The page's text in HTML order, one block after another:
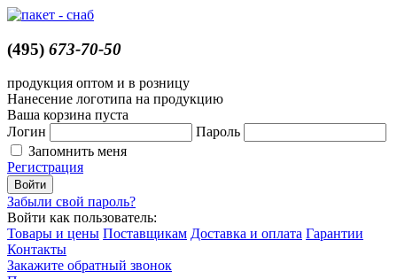
(495) 673-70-50
продукция оптом и в розницу
Нанесение логотипа на продукцию
Ваша корзина пуста
Логин
Пароль
Запомнить меня
Регистрация
Забыли свой пароль?
Войти как пользователь:
Товары и цены Поставщикам Доставка и оплата Гарантии
Контакты
Закажите обратный звонок